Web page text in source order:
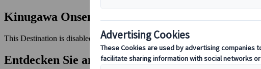
Kinugawa Onsen
This Destination is disabled to display.
Entdecken Sie andere Reiseziele in dieser Region